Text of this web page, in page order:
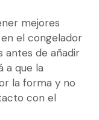
mejores
el congelador
antes de añadir
a que la
la forma y no
con el